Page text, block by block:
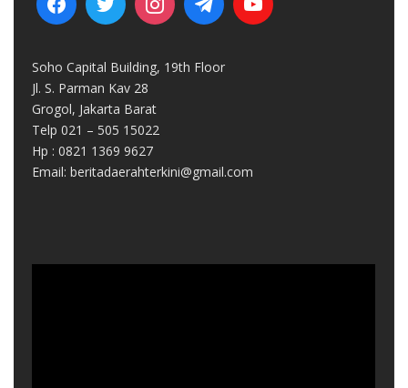
Soho Capital Building, 19th Floor
Jl. S. Parman Kav 28
Grogol, Jakarta Barat
Telp 021 – 505 15022
Hp : 0821 1369 9627
Email: beritadaerahterkini@gmail.com